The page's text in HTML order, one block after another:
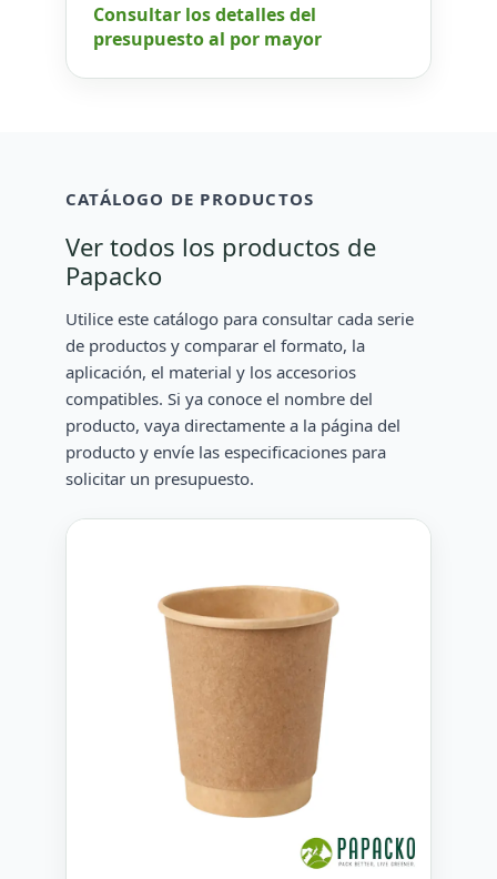
Consultar los detalles del
presupuesto al por mayor
CATÁLOGO DE PRODUCTOS
Ver todos los productos de
Papacko
Utilice este catálogo para consultar cada serie
de productos y comparar el formato, la
aplicación, el material y los accesorios
compatibles. Si ya conoce el nombre del
producto, vaya directamente a la página del
producto y envíe las especificaciones para
solicitar un presupuesto.